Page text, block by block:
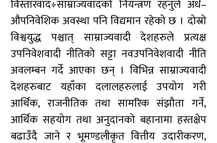
विस्तारवाद÷साम्राज्यवादको नियन्त्रण रहनुले अर्ध–
औपनिवेशिक अवस्था पनि विद्यमान रहेको छ । दोस्रो
विश्वयुद्ध पश्चात् साम्राज्यवादी देशहरुले प्रत्यक्ष
उपनिवेशवादी नीतिको सट्टा नवउपनिवेशवादी नीति
अवलम्बन गर्दे आएका छन् । विभिन्न साम्राज्यवादी
देशहरुबाट यहाँका दलालहरुलाई उपयोग गरी
आर्थिक, राजनीतिक तथा सामरिक संझौता गर्ने,
आर्थिक सहयोग तथा अनुदानको बहानामा हस्तक्षेप
बढाउँदै जाने र भूमण्डलीकृत वित्तीय उदारीकरण,